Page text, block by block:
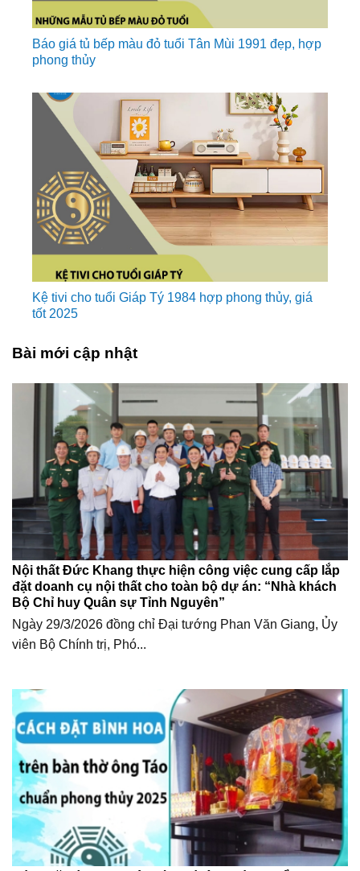
Báo giá tủ bếp màu đỏ tuổi Tân Mùi 1991 đẹp, hợp
phong thủy
Kệ tivi cho tuổi Giáp Tý 1984 hợp phong thủy, giá
tốt 2025
Bài mới cập nhật
Nội thất Đức Khang thực hiện công việc cung cấp lắp
đặt doanh cụ nội thất cho toàn bộ dự án: “Nhà khách
Bộ Chỉ huy Quân sự Tỉnh Nguyên”
Ngày 29/3/2026 đồng chỉ Đại tướng Phan Văn Giang, Ủy
viên Bộ Chính trị, Phó...